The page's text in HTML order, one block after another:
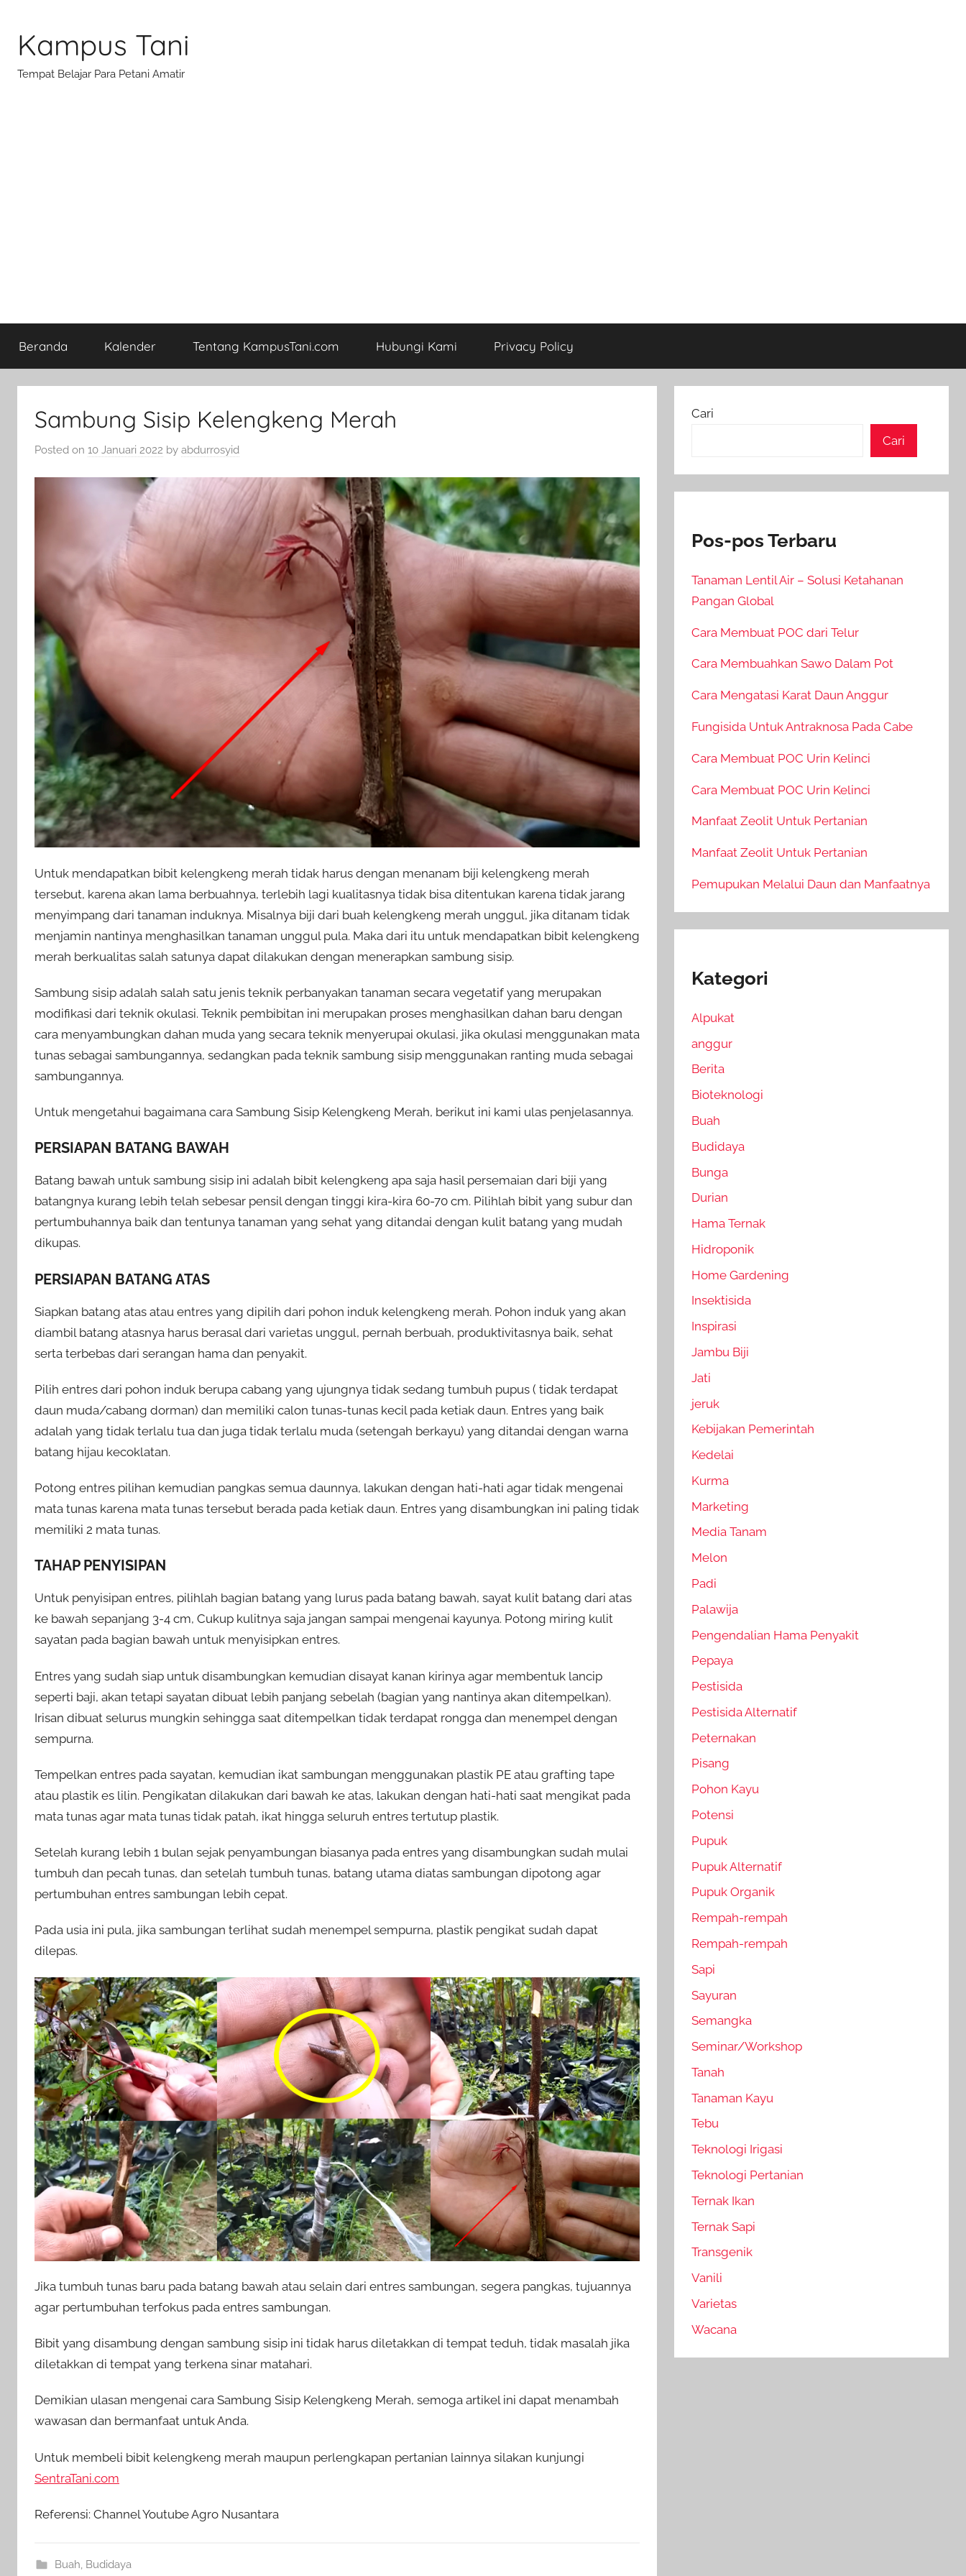
content
Kampus Tani
Tempat Belajar Para Petani Amatir
Beranda Kalender Tentang KampusTani.com Hubungi Kami Privacy Policy
Sambung Sisip Kelengkeng Merah
Posted on 10 Januari 2022 by abdurrosyid
Untuk mendapatkan bibit kelengkeng merah tidak harus dengan menanam biji kelengkeng merah
tersebut, karena akan lama berbuahnya, terlebih lagi kualitasnya tidak bisa ditentukan karena tidak jarang
menyimpang dari tanaman induknya. Misalnya biji dari buah kelengkeng merah unggul, jika ditanam tidak
menjamin nantinya menghasilkan tanaman unggul pula. Maka dari itu untuk mendapatkan bibit kelengkeng
merah berkualitas salah satunya dapat dilakukan dengan menerapkan sambung sisip.
Sambung sisip adalah salah satu jenis teknik perbanyakan tanaman secara vegetatif yang merupakan
modifikasi dari teknik okulasi. Teknik pembibitan ini merupakan proses menghasilkan dahan baru dengan
cara menyambungkan dahan muda yang secara teknik menyerupai okulasi, jika okulasi menggunakan mata
tunas sebagai sambungannya, sedangkan pada teknik sambung sisip menggunakan ranting muda sebagai
sambungannya.
Untuk mengetahui bagaimana cara Sambung Sisip Kelengkeng Merah, berikut ini kami ulas penjelasannya.
PERSIAPAN BATANG BAWAH
Batang bawah untuk sambung sisip ini adalah bibit kelengkeng apa saja hasil persemaian dari biji yang
batangnya kurang lebih telah sebesar pensil dengan tinggi kira-kira 60-70 cm. Pilihlah bibit yang subur dan
pertumbuhannya baik dan tentunya tanaman yang sehat yang ditandai dengan kulit batang yang mudah
dikupas.
PERSIAPAN BATANG ATAS
Siapkan batang atas atau entres yang dipilih dari pohon induk kelengkeng merah. Pohon induk yang akan
diambil batang atasnya harus berasal dari varietas unggul, pernah berbuah, produktivitasnya baik, sehat
serta terbebas dari serangan hama dan penyakit.
Pilih entres dari pohon induk berupa cabang yang ujungnya tidak sedang tumbuh pupus ( tidak terdapat
daun muda/cabang dorman) dan memiliki calon tunas-tunas kecil pada ketiak daun. Entres yang baik
adalah yang tidak terlalu tua dan juga tidak terlalu muda (setengah berkayu) yang ditandai dengan warna
batang hijau kecoklatan.
Potong entres pilihan kemudian pangkas semua daunnya, lakukan dengan hati-hati agar tidak mengenai
mata tunas karena mata tunas tersebut berada pada ketiak daun. Entres yang disambungkan ini paling tidak
memiliki 2 mata tunas.
TAHAP PENYISIPAN
Untuk penyisipan entres, pilihlah bagian batang yang lurus pada batang bawah, sayat kulit batang dari atas
ke bawah sepanjang 3-4 cm, Cukup kulitnya saja jangan sampai mengenai kayunya. Potong miring kulit
sayatan pada bagian bawah untuk menyisipkan entres.
Entres yang sudah siap untuk disambungkan kemudian disayat kanan kirinya agar membentuk lancip
seperti baji, akan tetapi sayatan dibuat lebih panjang sebelah (bagian yang nantinya akan ditempelkan).
Irisan dibuat selurus mungkin sehingga saat ditempelkan tidak terdapat rongga dan menempel dengan
sempurna.
Tempelkan entres pada sayatan, kemudian ikat sambungan menggunakan plastik PE atau grafting tape
atau plastik es lilin. Pengikatan dilakukan dari bawah ke atas, lakukan dengan hati-hati saat mengikat pada
mata tunas agar mata tunas tidak patah, ikat hingga seluruh entres tertutup plastik.
Setelah kurang lebih 1 bulan sejak penyambungan biasanya pada entres yang disambungkan sudah mulai
tumbuh dan pecah tunas, dan setelah tumbuh tunas, batang utama diatas sambungan dipotong agar
pertumbuhan entres sambungan lebih cepat.
Pada usia ini pula, jika sambungan terlihat sudah menempel sempurna, plastik pengikat sudah dapat
dilepas.
Jika tumbuh tunas baru pada batang bawah atau selain dari entres sambungan, segera pangkas, tujuannya
agar pertumbuhan terfokus pada entres sambungan.
Bibit yang disambung dengan sambung sisip ini tidak harus diletakkan di tempat teduh, tidak masalah jika
diletakkan di tempat yang terkena sinar matahari.
Demikian ulasan mengenai cara Sambung Sisip Kelengkeng Merah, semoga artikel ini dapat menambah
wawasan dan bermanfaat untuk Anda.
Untuk membeli bibit kelengkeng merah maupun perlengkapan pertanian lainnya silakan kunjungi
SentraTani.com
Referensi: Channel Youtube Agro Nusantara
Buah, Budidaya
Cari
Cari
Pos-pos Terbaru
Tanaman Lentil Air – Solusi Ketahanan
Pangan Global
Cara Membuat POC dari Telur
Cara Membuahkan Sawo Dalam Pot
Cara Mengatasi Karat Daun Anggur
Fungisida Untuk Antraknosa Pada Cabe
Cara Membuat POC Urin Kelinci
Cara Membuat POC Urin Kelinci
Manfaat Zeolit Untuk Pertanian
Manfaat Zeolit Untuk Pertanian
Pemupukan Melalui Daun dan Manfaatnya
Kategori
Alpukat
anggur
Berita
Bioteknologi
Buah
Budidaya
Bunga
Durian
Hama Ternak
Hidroponik
Home Gardening
Insektisida
Inspirasi
Jambu Biji
Jati
jeruk
Kebijakan Pemerintah
Kedelai
Kurma
Marketing
Media Tanam
Melon
Padi
Palawija
Pengendalian Hama Penyakit
Pepaya
Pestisida
Pestisida Alternatif
Peternakan
Pisang
Pohon Kayu
Potensi
Pupuk
Pupuk Alternatif
Pupuk Organik
Rempah-rempah
Rempah-rempah
Sapi
Sayuran
Semangka
Seminar/Workshop
Tanah
Tanaman Kayu
Tebu
Teknologi Irigasi
Teknologi Pertanian
Ternak Ikan
Ternak Sapi
Transgenik
Vanili
Varietas
Wacana